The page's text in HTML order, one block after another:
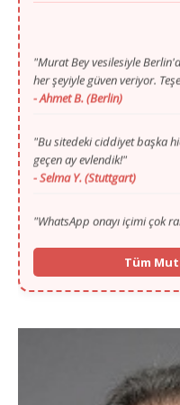
- Ahmet B. (Berlin)
"Bu sitedeki ciddiyet başka
- Selma Y. (Stuttgart)
"WhatsApp onayı içimi çok
- Mustafa T. (Düsseldorf)
"Gurbette yalnızlık zordu
güvendim. Münih'ten
- İbrahim G. (Münih)
Tüm